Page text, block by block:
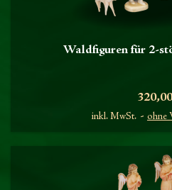
Waldfiguren für 2-
Preis
inkl. MwSt. ohne